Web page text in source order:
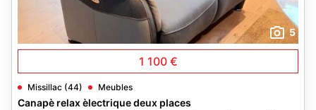
5
1 100 €
Missillac (44) Meubles
Canapè relax èlectrique deux places